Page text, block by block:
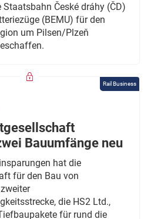
České dráhy (ČD)
(BEMU) für den
um Pilsen/Plzeň
Rail Business
Bauumfänge neu
hat die
für den Bau von
die HS2 Ltd.,
für rund die